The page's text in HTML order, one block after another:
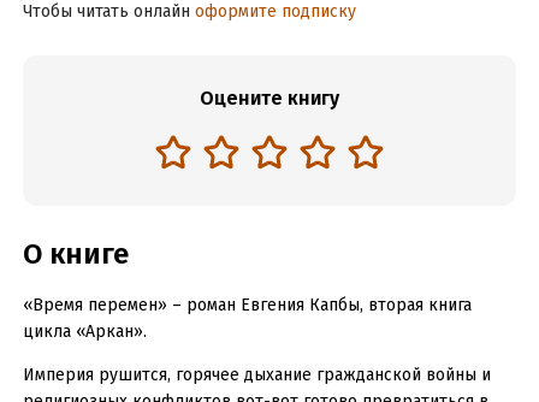
Чтобы читать онлайн оформите подписку
Оцените книгу
О книге
«Время перемен» – роман Евгения Капбы, вторая книга
цикла «Аркан».
Империя рушится, горячее дыхание гражданской войны и